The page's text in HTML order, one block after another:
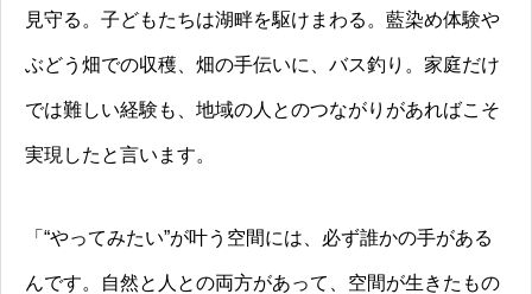
見守る。子どもたちは湖畔を駆けまわる。藍染め体験や
ぶどう畑での収穫、畑の手伝いに、バス釣り。家庭だけ
では難しい経験も、地域の人とのつながりがあればこそ
実現したと言います。
「“やってみたい”が叶う空間には、必ず誰かの手がある
んです。自然と人との両方があって、空間が生きたもの